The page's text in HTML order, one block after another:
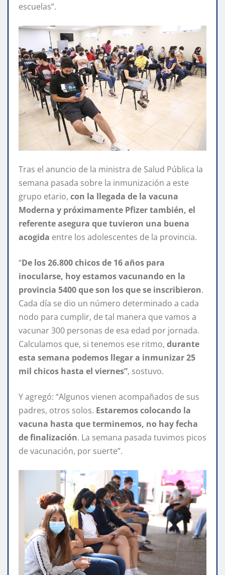
escuelas”.
Tras el anuncio de la ministra de Salud Pública la
semana pasada sobre la inmunización a este
grupo etario, con la llegada de la vacuna
Moderna y próximamente Pfizer también, el
referente asegura que tuvieron una buena
acogida entre los adolescentes de la provincia.
“De los 26.800 chicos de 16 años para
inocularse, hoy estamos vacunando en la
provincia 5400 que son los que se inscribieron.
Cada día se dio un número determinado a cada
nodo para cumplir, de tal manera que vamos a
vacunar 300 personas de esa edad por jornada.
Calculamos que, si tenemos ese ritmo, durante
esta semana podemos llegar a inmunizar 25
mil chicos hasta el viernes”, sostuvo.
Y agregó: “Algunos vienen acompañados de sus
padres, otros solos. Estaremos colocando la
vacuna hasta que terminemos, no hay fecha
de finalización. La semana pasada tuvimos picos
de vacunación, por suerte”.